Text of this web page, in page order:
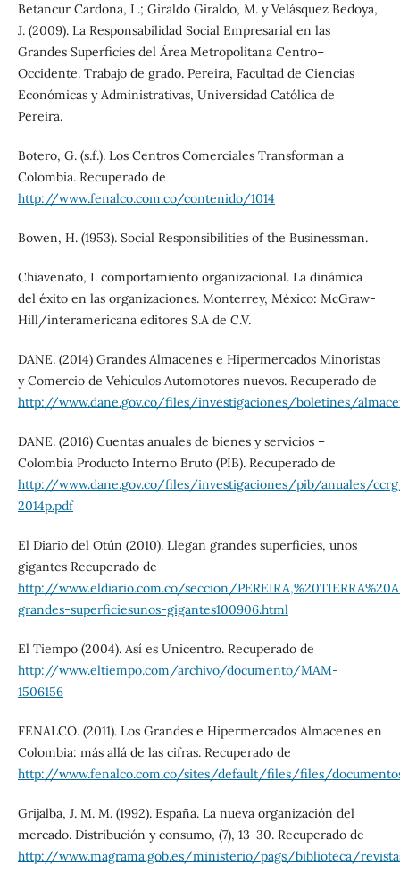
Betancur Cardona, L.; Giraldo Giraldo, M. y Velásquez Bedoya,
J. (2009). La Responsabilidad Social Empresarial en las
Grandes Superficies del Área Metropolitana Centro–
Occidente. Trabajo de grado. Pereira, Facultad de Ciencias
Económicas y Administrativas, Universidad Católica de
Pereira.
Botero, G. (s.f.). Los Centros Comerciales Transforman a
Colombia. Recuperado de
http://www.fenalco.com.co/contenido/1014
Bowen, H. (1953). Social Responsibilities of the Businessman.
Chiavenato, I. comportamiento organizacional. La dinámica
del éxito en las organizaciones. Monterrey, México: McGraw-
Hill/interamericana editores S.A de C.V.
DANE. (2014) Grandes Almacenes e Hipermercados Minoristas
y Comercio de Vehículos Automotores nuevos. Recuperado de
http://www.dane.gov.co/files/investigaciones/boletines/
DANE. (2016) Cuentas anuales de bienes y servicios –
Colombia Producto Interno Bruto (PIB). Recuperado de
http://www.dane.gov.co/files/investigaciones/pib/anuales/
2014p.pdf
El Diario del Otún (2010). Llegan grandes superficies, unos
gigantes Recuperado de
http://www.eldiario.com.co/seccion/
grandes-superficiesunos-gigantes100906.html
El Tiempo (2004). Así es Unicentro. Recuperado de
http://www.eltiempo.com/archivo/documento/MAM-
1506156
FENALCO. (2011). Los Grandes e Hipermercados Almacenes en
Colombia: más allá de las cifras. Recuperado de
http://www.fenalco.com.co/sites/default/files/files/documentos/
Grijalba, J. M. M. (1992). España. La nueva organización del
mercado. Distribución y consumo, (7), 13-30. Recuperado de
http://www.magrama.gob.es/ministerio/pags/biblioteca/